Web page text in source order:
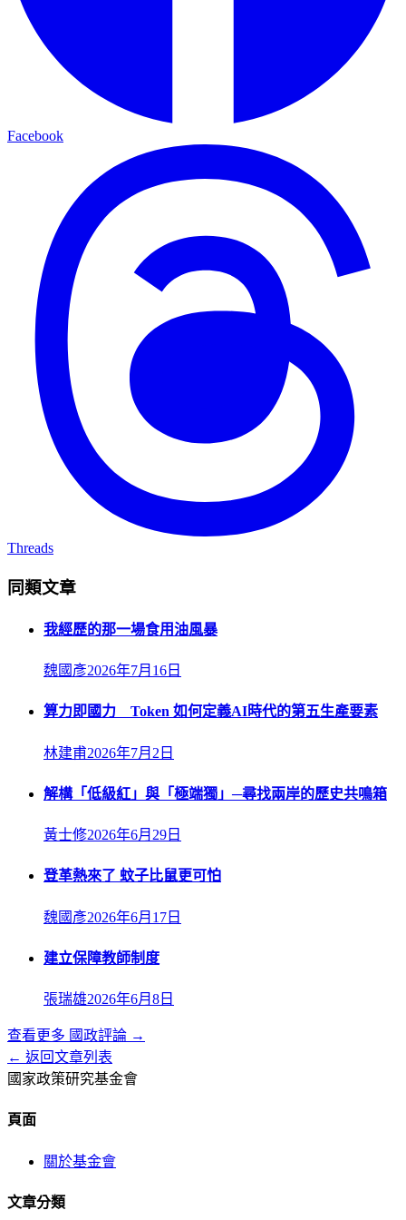
Facebook
Threads
同類文章
我經歷的那一場食用油風暴
魏國彥2026年7月16日
算力即國力 Token 如何定義AI時代的第五生產要素
林建甫2026年7月2日
解構「低級紅」與「極端獨」─尋找兩岸的歷史共鳴箱
黃士修2026年6月29日
登革熱來了 蚊子比鼠更可怕
魏國彥2026年6月17日
建立保障教師制度
張瑞雄2026年6月8日
查看更多 國政評論 →
← 返回文章列表
國家政策研究基金會
頁面
關於基金會
文章分類